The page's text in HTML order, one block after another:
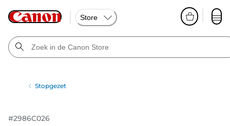
Store
Stopgezet
#2986C026